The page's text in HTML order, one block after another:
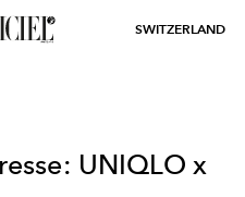
SWITZERLAND
UNIQLO x